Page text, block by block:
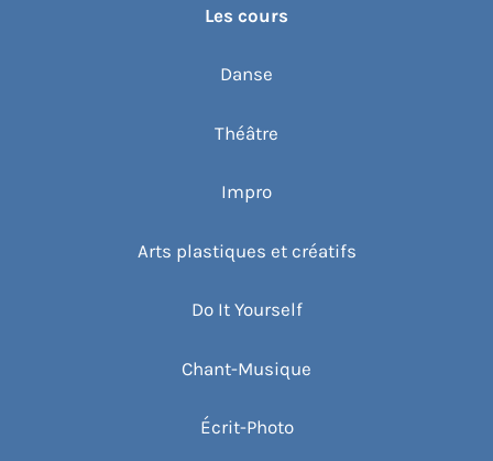
Les cours
Danse
Théâtre
Impro
Arts plastiques et créatifs
Do It Yourself
Chant-Musique
Écrit-Photo